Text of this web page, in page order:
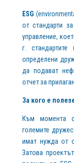
ЕSG
от стандарти
управление,
г. стандартите
определени
да подават
отчет за
За кого е
Към момента
големите
имат нужда от
Затова